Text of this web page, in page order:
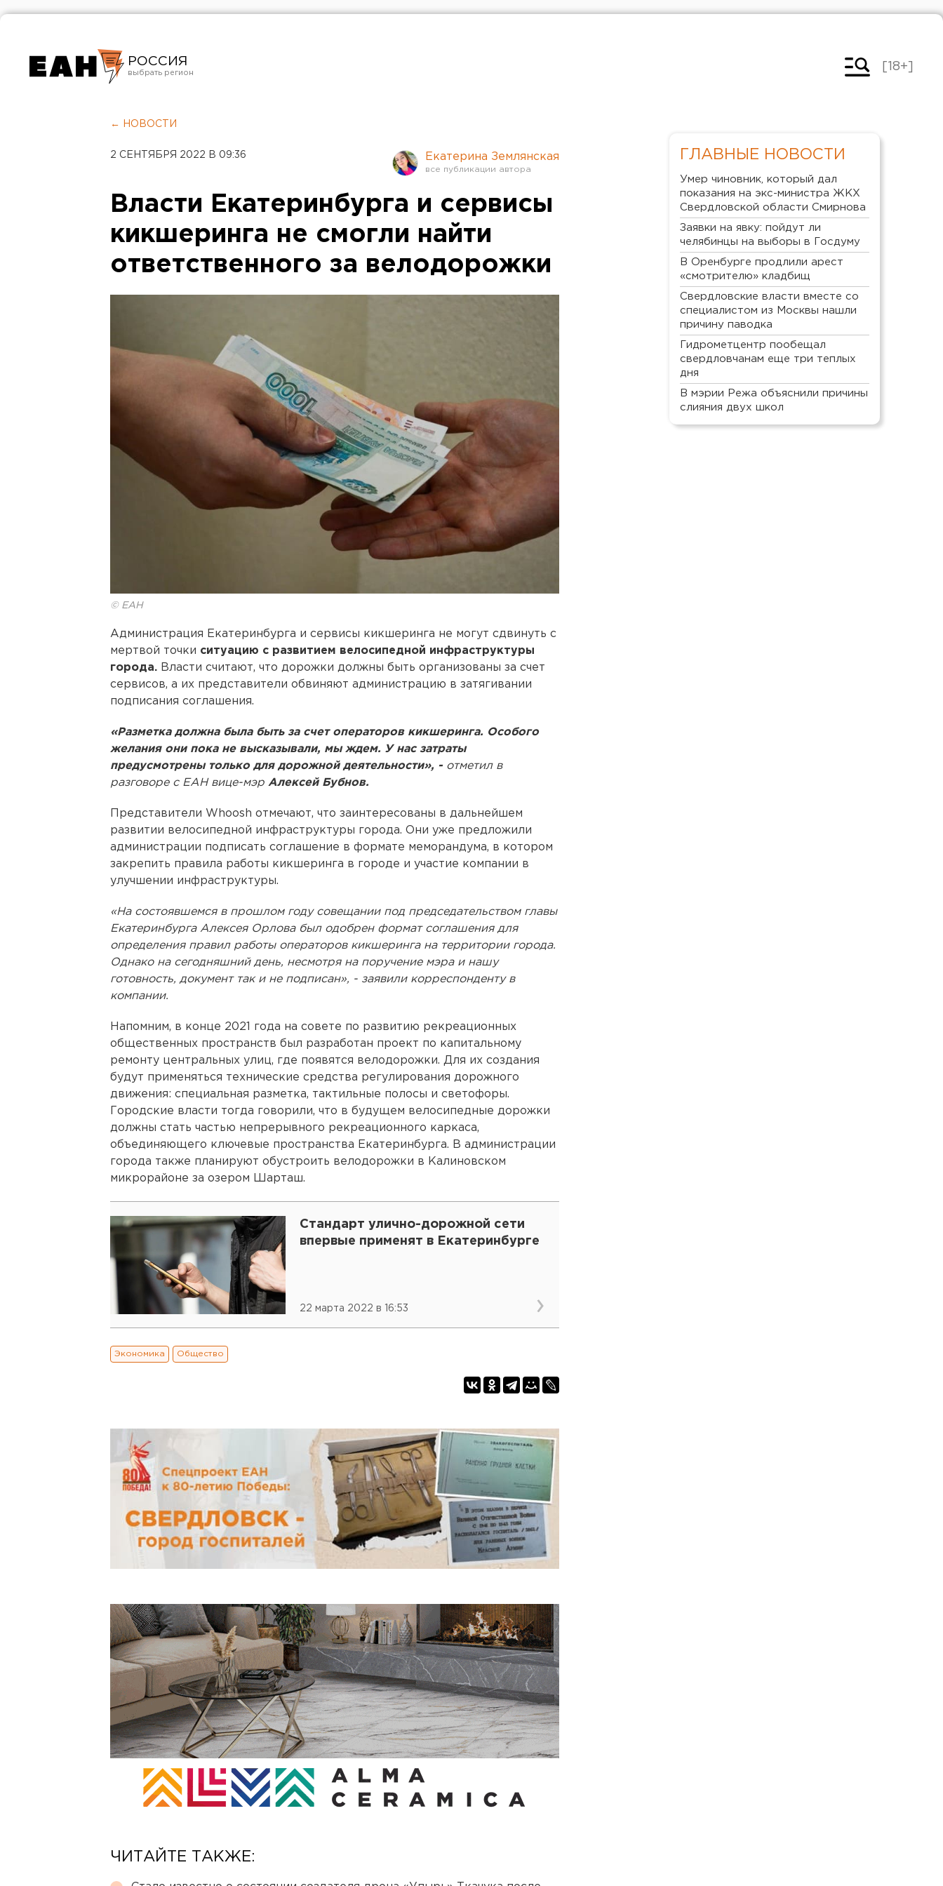
РОССИЯ
Челябинск
[18+]
← НОВОСТИ
2 СЕНТЯБРЯ 2022 В 09:36 Екатерина Землянская
Власти Екатеринбурга и сервисы
кикшеринга не смогли найти
ответственного за велодорожки
© ЕАН
Администрация Екатеринбурга и сервисы кикшеринга не могут сдвинуть с
мертвой точки ситуацию с развитием велосипедной инфраструктуры
города. Власти считают, что дорожки должны быть организованы за счет
сервисов, а их представители обвиняют администрацию в затягивании
подписания соглашения.
«Разметка должна была быть за счет операторов кикшеринга. Особого
желания они пока не высказывали, мы ждем. У нас затраты
предусмотрены только для дорожной деятельности», - отметил в
разговоре с ЕАН вице-мэр Алексей Бубнов.
Представители Whoosh отмечают, что заинтересованы в дальнейшем
развитии велосипедной инфраструктуры города. Они уже предложили
администрации подписать соглашение в формате меморандума, в котором
закрепить правила работы кикшеринга в городе и участие компании в
улучшении инфраструктуры.
«На состоявшемся в прошлом году совещании под председательством главы
Екатеринбурга Алексея Орлова был одобрен формат соглашения для
определения правил работы операторов кикшеринга на территории города.
Однако на сегодняшний день, несмотря на поручение мэра и нашу
готовность, документ так и не подписан», - заявили корреспонденту в
компании.
Напомним, в конце 2021 года на совете по развитию рекреационных
общественных пространств был разработан проект по капитальному
ремонту центральных улиц, где появятся велодорожки. Для их создания
будут применяться технические средства регулирования дорожного
движения: специальная разметка, тактильные полосы и светофоры.
Городские власти тогда говорили, что в будущем велосипедные дорожки
должны стать частью непрерывного рекреационного каркаса,
объединяющего ключевые пространства Екатеринбурга. В администрации
города также планируют обустроить велодорожки в Калиновском
микрорайоне за озером Шарташ.
Cтандарт улично-дорожной сети
впервые применят в Екатеринбурге
22 марта 2022 в 16:53
Экономика Общество
ЧИТАЙТЕ ТАКЖЕ:
ГЛАВНЫЕ НОВОСТИ
Умер чиновник, который дал
показания на экс-министра ЖКХ
Свердловской области Смирнова
Заявки на явку: пойдут ли
челябинцы на выборы в Госдуму
В Оренбурге продлили арест
«смотрителю» кладбищ
Свердловские власти вместе со
специалистом из Москвы нашли
причину паводка
Гидрометцентр пообещал
свердловчанам еще три теплых
дня
В мэрии Режа объяснили причины
слияния двух школ